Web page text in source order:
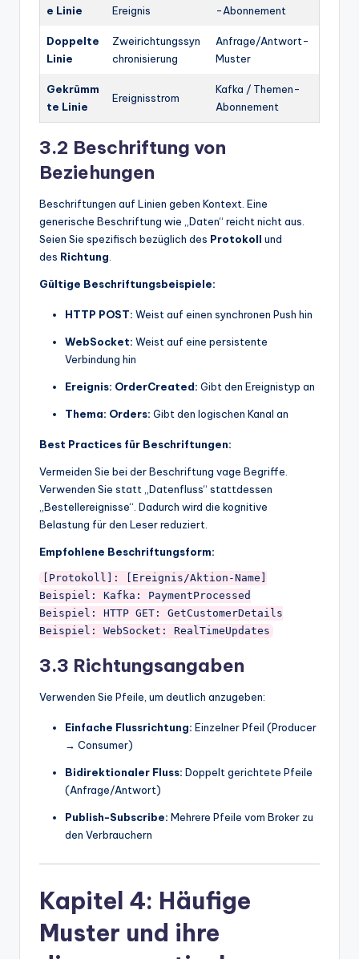
e Linie
Ereignis
-Abonnement
Doppelte
Linie
Zweirichtungssyn
chronisierung
Anfrage/Antwort-
Muster
Gekrümm
te Linie
Ereignisstrom
Kafka / Themen-
Abonnement
3.2 Beschriftung von
Beziehungen
Beschriftungen auf Linien geben Kontext. Eine
generische Beschriftung wie „Daten“ reicht nicht aus.
Seien Sie spezifisch bezüglich des Protokoll und
des Richtung
Gültige Beschriftungsbeispiele:
HTTP POST: Weist auf einen synchronen Push hin
WebSocket: Weist auf eine persistente
Verbindung hin
Ereignis: OrderCreated: Gibt den Ereignistyp an
Thema: Orders: Gibt den logischen Kanal an
Best Practices für Beschriftungen:
Vermeiden Sie bei der Beschriftung vage Begriffe.
Verwenden Sie statt „Datenfluss“ stattdessen
„Bestellereignisse“. Dadurch wird die kognitive
Belastung für den Leser reduziert.
Empfohlene Beschriftungsform:
[Protokoll]: [Ereignis/Aktion-Name]
Beispiel: Kafka: PaymentProcessed
Beispiel: HTTP GET: GetCustomerDetails
3.3 Richtungsangaben
Verwenden Sie Pfeile, um deutlich anzugeben:
Einfache Flussrichtung: Einzelner Pfeil (Producer
→ Consumer)
Bidirektionaler Fluss: Doppelt gerichtete Pfeile
(Anfrage/Antwort)
Publish-Subscribe: Mehrere Pfeile vom Broker zu
den Verbrauchern
Kapitel 4: Häufige
Muster und ihre